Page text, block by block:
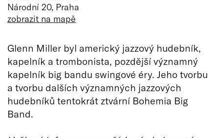
Národní 20, Praha
zobrazit na mapě
Glenn Miller byl americký jazzový hudebník,
kapelník a trombonista, pozdější významný
kapelník big bandu swingové éry. Jeho tvorbu
a tvorbu dalších významných jazzových
hudebníků tentokrát ztvární Bohemia Big
Band.